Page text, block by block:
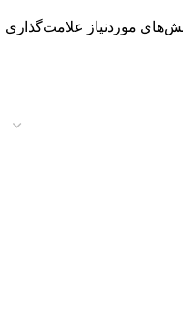
موردنیاز علامت‌گذاری